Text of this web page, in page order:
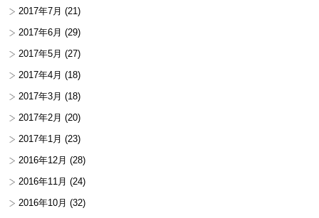
2017年7月 (21)
2017年6月 (29)
2017年5月 (27)
2017年4月 (18)
2017年3月 (18)
2017年2月 (20)
2017年1月 (23)
2016年12月 (28)
2016年11月 (24)
2016年10月 (32)